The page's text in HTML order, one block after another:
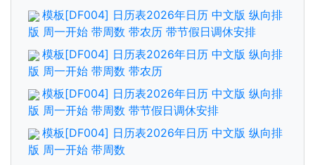
模板[DF004] 日历表2026年日历 中文版 纵向排
版 周一开始 带周数 带农历 带节假日调休安排
模板[DF004] 日历表2026年日历 中文版 纵向排
版 周一开始 带周数 带农历
模板[DF004] 日历表2026年日历 中文版 纵向排
版 周一开始 带周数 带节假日调休安排
模板[DF004] 日历表2026年日历 中文版 纵向排
版 周一开始 带周数